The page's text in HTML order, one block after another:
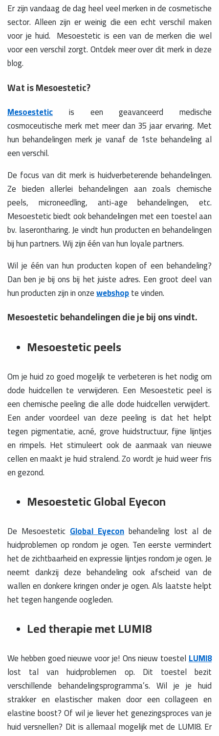
Er zijn vandaag de dag heel veel merken in de cosmetische
sector. Alleen zijn er weinig die een echt verschil maken
voor je huid. Mesoestetic is een van de merken die wel
voor een verschil zorgt. Ontdek meer over dit merk in deze
blog.
Wat is Mesoestetic?
Mesoestetic
is een geavanceerd medische
cosmoceutische merk met meer dan 35 jaar ervaring. Met
hun behandelingen merk je vanaf de 1ste behandeling al
een verschil.
De focus van dit merk is huidverbeterende behandelingen.
Ze bieden allerlei behandelingen aan zoals chemische
peels, microneedling, anti-age behandelingen, etc.
Mesoestetic biedt ook behandelingen met een toestel aan
bv. laserontharing. Je vindt hun producten en behandelingen
bij hun partners. Wij zijn één van hun loyale partners.
Wil je één van hun producten kopen of een behandeling?
Dan ben je bij ons bij het juiste adres. Een groot deel van
hun producten zijn in onzewebshopte vinden.
Mesoestetic behandelingen die je bij ons vindt.
Mesoestetic peels
Om je huid zo goed mogelijk te verbeteren is het nodig om
dode huidcellen te verwijderen. Een Mesoestetic peel is
een chemische peeling die alle dode huidcellen verwijdert.
Een ander voordeel van deze peeling is dat het helpt
tegen pigmentatie, acné, grove huidstructuur, fijne lijntjes
en rimpels. Het stimuleert ook de aanmaak van nieuwe
cellen en maakt je huid stralend. Zo wordt je huid weer fris
en gezond.
Mesoestetic Global Eyecon
De Mesoestetic Global Eyecon behandeling lost al de
huidproblemen op rondom je ogen. Ten eerste vermindert
het de zichtbaarheid en expressie lijntjes rondom je ogen. Je
neemt dankzij deze behandeling ook afscheid van de
wallen en donkere kringen onder je ogen. Als laatste helpt
het tegen hangende oogleden.
Led therapie met LUMI8
We hebben goed nieuwe voor je! Ons nieuw toestelLUMI8
lost tal van huidproblemen op. Dit toestel bezit
verschillende behandelingsprogramma’s. Wil je je huid
strakker en elastischer maken door een collageen en
elastine boost? Of wil je liever het genezingsproces van je
huid versnellen? Dit is allemaal mogelijk met de LUMI8. Er